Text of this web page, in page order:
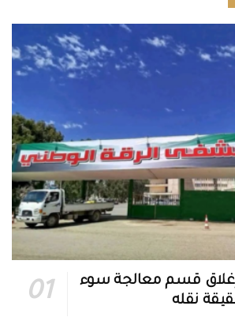
قسم معالجة سوء
نقله